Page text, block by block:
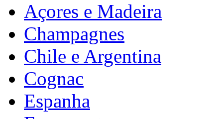
Açores e Madeira
Champagnes
Chile e Argentina
Cognac
Espanha